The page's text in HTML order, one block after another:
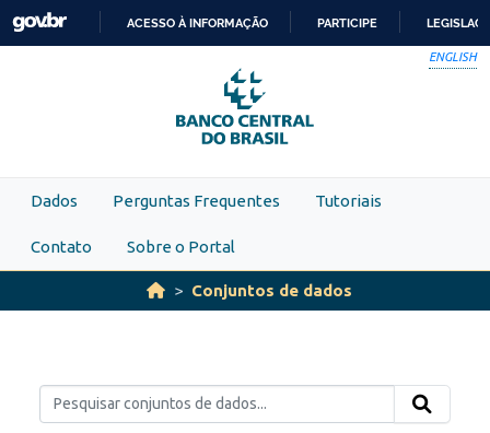
Skip to main content
PARA
O
CONTEÚDO
ACESSO À INFORMAÇÃO PARTICIPE
ENGLISH
Dados Perguntas Frequentes Tutoriais
Contato Sobre o Portal
Conjuntos de dados